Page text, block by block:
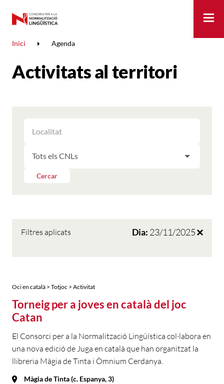
Inici Agenda
Activitats al territori
ELS
RESULTATS
LES
PER
LES
Cercar
Filtres aplicats Dia: 23/11/2025
Oci en català > Totjoc > Activitat
Torneig per a joves en català del joc
Catan
El Consorci per a la Normalització Lingüística col·labora en
una nova edició de Juga en català que han organitzat la
llibreria Màgia de Tinta i Òmnium Cerdanya.
Màgia de Tinta (c. Espanya, 3)